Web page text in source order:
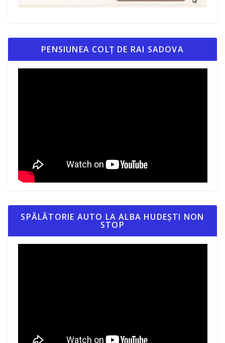
PENSIUNEA COLȚ DE RAI SADOVA
SPĂLĂTORIE AUTO LA ALBA HUDEȘTI NON
STOP